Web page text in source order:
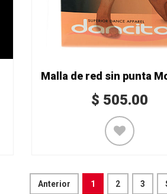
$ 505.00
Anterior 1 2 3